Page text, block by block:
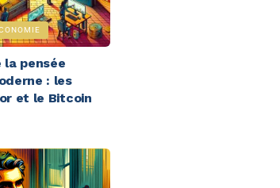
la pensée
: les
et le Bitcoin